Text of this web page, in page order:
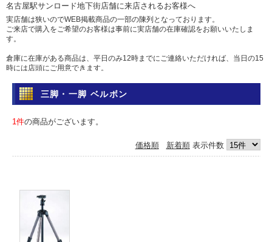
名古屋駅サンロード地下街店舗に来店されるお客様へ
実店舗は狭いのでWEB掲載商品の一部の陳列となっております。
ご来店で購入をご希望のお客様は事前に実店舗の在庫確認をお願いいたしま
す。
倉庫に在庫がある商品は、平日のみ12時までにご連絡いただければ、当日の15
時には店頭にご用意できます。
土日祝日は倉庫からの出荷を行っていませんのであらかじめご了承ください。
問い合わせ
電話 052-583-7558 Eメール: info@camera-sell-buy.com
急ぎの方は、代引きか銀行振込をおすすめいたします。
カードご利用の方にはご迷惑をおかけいたしますが、ご容赦くださいますよう
お願い申し上げます。
三脚・一脚 ベルボン
1件の商品がございます。
価格順 新着順表示件数